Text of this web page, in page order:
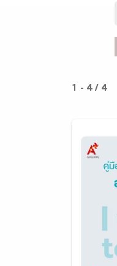
1 - 4 / 4